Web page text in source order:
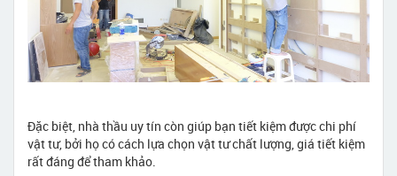
Đặc biệt, nhà thầu uy tín còn giúp bạn tiết kiệm được chi phí
vật tư, bởi họ có cách lựa chọn vật tư chất lượng, giá tiết kiệm
rất đáng để tham khảo.